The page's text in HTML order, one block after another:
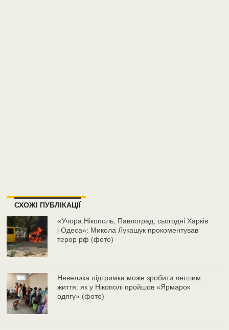
СХОЖІ ПУБЛІКАЦІЇ
«Учора Нікополь, Павлоград, сьогодні Харків
і Одеса»: Микола Лукашук прокоментував
терор рф (фото)
Невелика підтримка може зробити легшим
життя: як у Нікополі пройшов «Ярмарок
одягу» (фото)